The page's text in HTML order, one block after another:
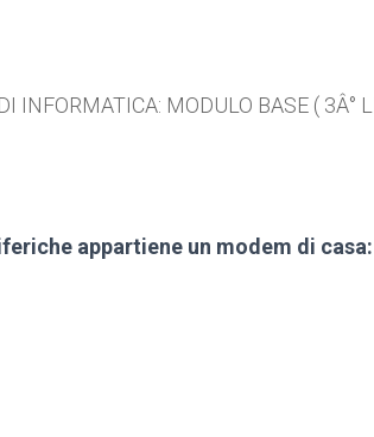
INFORMATICA: MODULO BASE ( 3Â°
appartiene un modem di casa: